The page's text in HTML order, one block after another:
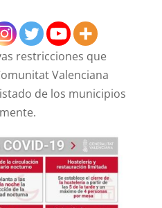
restricciones que
Valenciana
de los municipios